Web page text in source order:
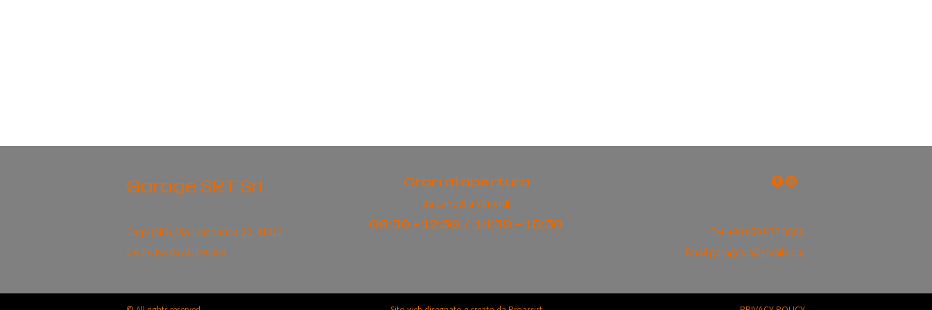
Garage SRT Srl
Carpi (MO), Via Lombardia 22, 41012
C.F. / P. IVA 03732790369
Orari di apertura
da Lunedì a Venerdì
08:30 - 12:30 / 14:30 - 18:30
Tel. +39 059 977 0606
Email garagesrt@gmail.com